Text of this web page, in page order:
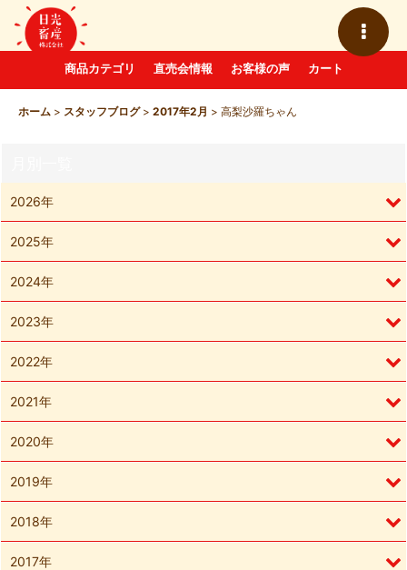
商品カテゴリ 直売会情報 お客様の声 カート
ホーム > スタッフブログ > 2017年2月 > 高梨沙羅ちゃん
2026年
2025年
2024年
2023年
2022年
2021年
2020年
2019年
2018年
2017年